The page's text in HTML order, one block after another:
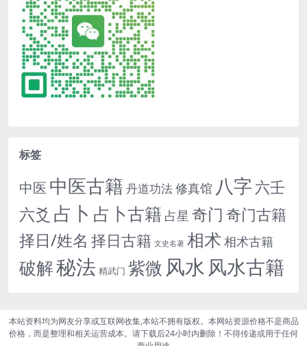
标签
中医 中医古籍 丹道功法修真馆 八字 六壬
六爻 占卜 占卜古籍 占星 奇门 奇门古籍
择日/姓名 择日古籍 文史名著 相术 相术古籍
破解秘法 精武门 紫微 风水 风水古籍
本站资料均为网友分享或互联网收集,本站不拥有版权。本网站资源价格不是商品
价格，而是整理和相关运营成本。请下载后24小时内删除！不得传递或用于任何